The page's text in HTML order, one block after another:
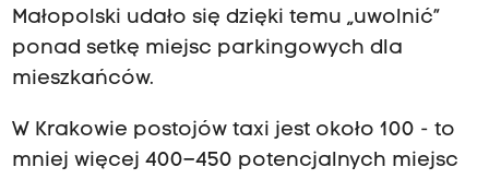
Małopolski udało się dzięki temu „uwolnić”
ponad setkę miejsc parkingowych dla
mieszkańców.
W Krakowie postojów taxi jest około 100 - to
mniej więcej 400–450 potencjalnych miejsc